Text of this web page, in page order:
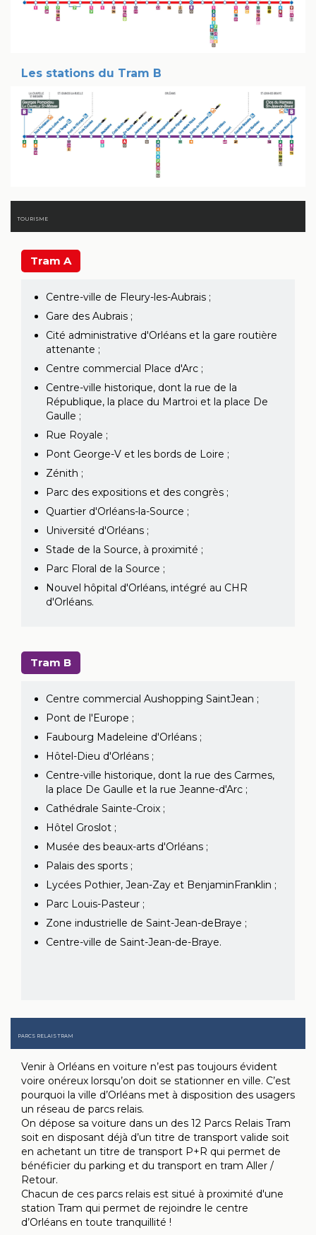
Les stations du Tram B
TOURISME
Tram A
Centre-ville de Fleury-les-Aubrais ;
Gare des Aubrais ;
Cité administrative d'Orléans et la gare routière
attenante ;
Centre commercial Place d'Arc ;
Centre-ville historique, dont la rue de la
République, la place du Martroi et la place De
Gaulle ;
Rue Royale ;
Pont George-V et les bords de Loire ;
Zénith ;
Parc des expositions et des congrès ;
Quartier d'Orléans-la-Source ;
Université d'Orléans ;
Stade de la Source, à proximité ;
Parc Floral de la Source ;
Nouvel hôpital d'Orléans, intégré au CHR
d'Orléans.
Tram B
Centre commercial Aushopping SaintJean ;
Pont de l'Europe ;
Faubourg Madeleine d'Orléans ;
Hôtel-Dieu d'Orléans ;
Centre-ville historique, dont la rue des Carmes,
la place De Gaulle et la rue Jeanne-d'Arc ;
Cathédrale Sainte-Croix ;
Hôtel Groslot ;
Musée des beaux-arts d'Orléans ;
Palais des sports ;
Lycées Pothier, Jean-Zay et BenjaminFranklin ;
Parc Louis-Pasteur ;
Zone industrielle de Saint-Jean-deBraye ;
Centre-ville de Saint-Jean-de-Braye.
PARCS RELAIS TRAM
Venir à Orléans en voiture n’est pas toujours évident
voire onéreux lorsqu’on doit se stationner en ville. C’est
pourquoi la ville d’Orléans met à disposition des usagers
un réseau de parcs relais.
On dépose sa voiture dans un des 12 Parcs Relais Tram
soit en disposant déjà d’un titre de transport valide soit
en achetant un titre de transport P+R qui permet de
bénéficier du parking et du transport en tram Aller /
Retour.
Chacun de ces parcs relais est situé à proximité d'une
station Tram qui permet de rejoindre le centre
d’Orléans en toute tranquillité !